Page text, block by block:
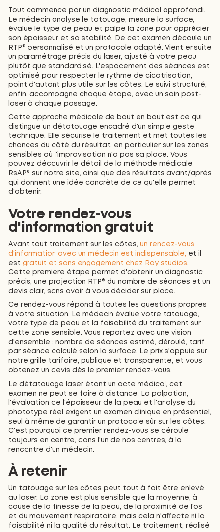
Tout commence par un diagnostic médical approfondi.
Le médecin analyse le tatouage, mesure la surface,
évalue le type de peau et palpe la zone pour apprécier
son épaisseur et sa stabilité. De cet examen découle un
RTP® personnalisé et un protocole adapté. Vient ensuite
un paramétrage précis du laser, ajusté à votre peau
plutôt que standardisé. L'espacement des séances est
optimisé pour respecter le rythme de cicatrisation,
point d'autant plus utile sur les côtes. Le suivi structuré,
enfin, accompagne chaque étape, avec un soin post-
laser à chaque passage.
Cette approche médicale de bout en bout est ce qui
distingue un détatouage encadré d'un simple geste
technique. Elle sécurise le traitement et met toutes les
chances du côté du résultat, en particulier sur les zones
sensibles où l'improvisation n'a pas sa place. Vous
pouvez découvrir le détail de la méthode médicale
RsAP® sur notre site, ainsi que des résultats avant/après
qui donnent une idée concrète de ce qu'elle permet
d'obtenir.
Votre rendez-vous
d'information gratuit
Avant tout traitement sur les côtes, un rendez-vous
d'information avec un médecin est indispensable, et il
est gratuit et sans engagement chez Ray studios.
Cette première étape permet d'obtenir un diagnostic
précis, une projection RTP® du nombre de séances et un
devis clair, sans avoir à vous décider sur place.
Ce rendez-vous répond à toutes les questions propres
à votre situation. Le médecin évalue votre tatouage,
votre type de peau et la faisabilité du traitement sur
cette zone sensible. Vous repartez avec une vision
d'ensemble : nombre de séances estimé, déroulé, tarif
par séance calculé selon la surface. Le prix s'appuie sur
notre grille tarifaire, publique et transparente, et vous
obtenez un devis dès le premier rendez-vous.
Le détatouage laser étant un acte médical, cet
examen ne peut se faire à distance. La palpation,
l'évaluation de l'épaisseur de la peau et l'analyse du
phototype réel exigent un examen clinique en présentiel,
seul à même de garantir un protocole sûr sur les côtes.
C'est pourquoi ce premier rendez-vous se déroule
toujours en centre, dans l'un de nos centres, à la
rencontre d'un médecin.
À retenir
Un tatouage sur les côtes peut tout à fait être enlevé
au laser. La zone est plus sensible que la moyenne, à
cause de la finesse de la peau, de la proximité de l'os
et du mouvement respiratoire, mais cela n'affecte ni la
faisabilité ni la qualité du résultat. Le traitement, réalisé